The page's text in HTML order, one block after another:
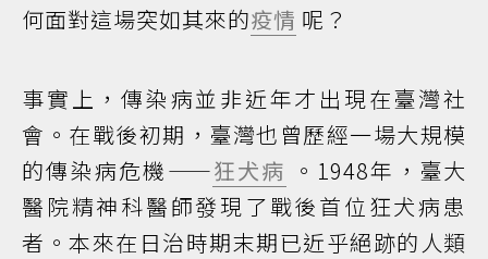
何面對這場突如其來的疫情 呢？
事實上，傳染病並非近年才出現在臺灣社
會。在戰後初期，臺灣也曾歷經一場大規模
的傳染病危機——狂犬病 。1948年，臺大
醫院精神科醫師發現了戰後首位狂犬病患
者。本來在日治時期末期已近乎絕跡的人類